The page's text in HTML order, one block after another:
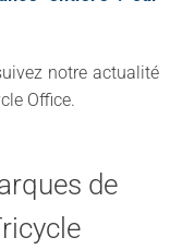
notre actualité
Office.
de